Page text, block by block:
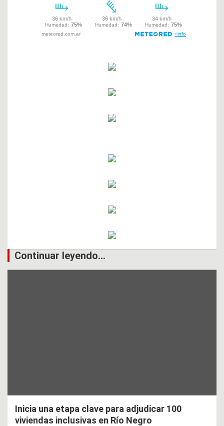
Continuar leyendo...
Inicia una etapa clave para adjudicar 100
viviendas inclusivas en Río Negro